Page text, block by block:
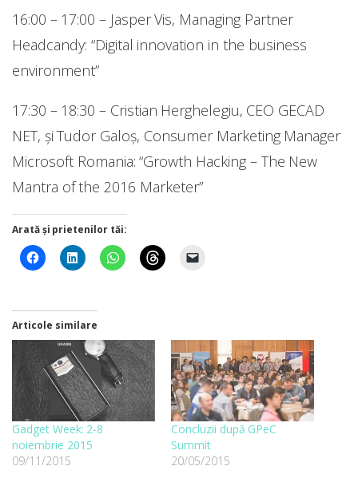
16:00 – 17:00 – Jasper Vis, Managing Partner
Headcandy: “Digital innovation in the business
environment”
17:30 – 18:30 – Cristian Herghelegiu, CEO GECAD
NET, și Tudor Galoș, Consumer Marketing Manager
Microsoft Romania: “Growth Hacking – The New
Mantra of the 2016 Marketer”
Arată și prietenilor tăi:
Articole similare
Gadget Week: 2-8
noiembrie 2015
09/11/2015
Concluzii după GPeC
Summit
20/05/2015